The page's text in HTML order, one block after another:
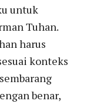
untuk
Tuhan.
harus
konteks
benar,